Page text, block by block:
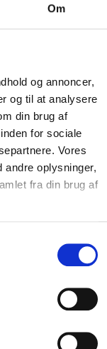
Om
og annoncer,
og til at analysere
din brug af
for sociale
Vores
andre oplysninger,
fra din brug af
store
pluk og
for ekstra
for en